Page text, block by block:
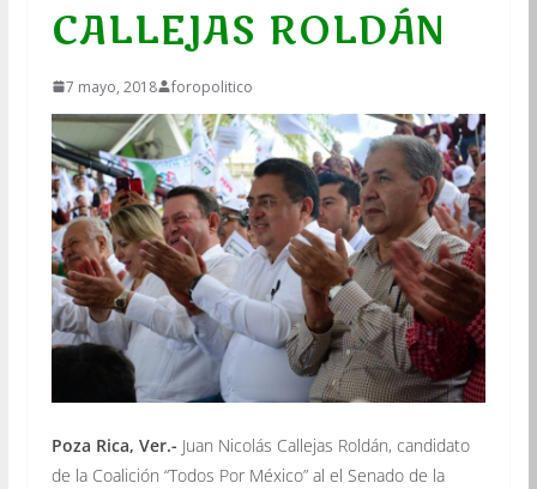
CALLEJAS ROLDÁN
7 mayo, 2018 foropolitico
Poza Rica, Ver.- Juan Nicolás Callejas Roldán, candidato
de la Coalición “Todos Por México” al el Senado de la